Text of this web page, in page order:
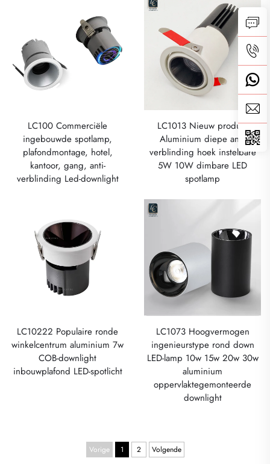
LC100 Commerciële
ingebouwde spotlamp,
plafondmontage, hotel,
kantoor, gang, anti-
verblinding Led-downlight
LC1013 Nieuw product
Aluminium diepe anti-
verblinding hoek instelbare
5W 10W dimbare LED
spotlamp
LC10222 Populaire ronde
winkelcentrum aluminium 7w
COB-downlight
inbouwplafond LED-spotlicht
LC1073 Hoogvermogen
ingenieurstype rond down
LED-lamp 10w 15w 20w 30w
aluminium
oppervlaktegemonteerde
downlight
Vorige 1 2 Volgende